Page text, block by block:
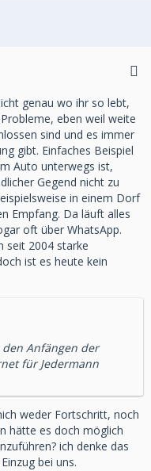
genau wo ihr so lebt,
eben weil weite
sind und es immer
gibt. Einfaches Beispiel
Auto unterwegs ist,
Gegend nicht zu
in einem Dorf
Empfang. Da läuft alles
oft über WhatsApp.
seit 2004 starke
ist es heute kein
Anfängen der
für Jedermann
weder Fortschritt, noch
hätte es doch möglich
ich denke das
bei uns.